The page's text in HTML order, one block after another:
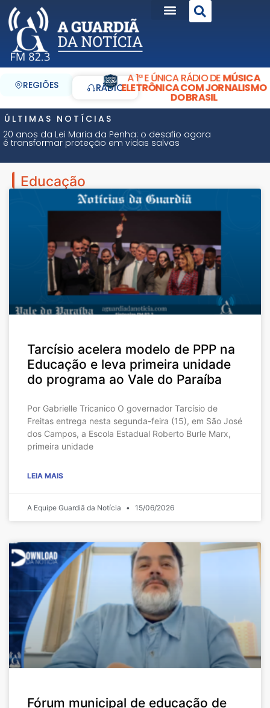
REGIÕES RÁDIO
A 1ª E ÚNICA RÁDIO DEMÚSICA
ELETRÔNICA COM JORNALISMO
DO BRASIL
ÚLTIMAS NOTÍCIAS
20 anos da Lei Maria da Penha: o desafio agora
é transformar proteção em vidas salvas
Educação
Tarcísio acelera modelo de PPP na
Educação e leva primeira unidade
do programa ao Vale do Paraíba
Por Gabrielle Tricanico O governador Tarcísio de
Freitas entrega nesta segunda-feira (15), em São José
dos Campos, a Escola Estadual Roberto Burle Marx,
primeira unidade
LEIA MAIS
A Equipe Guardiã da Notícia 15/06/2026
Fórum municipal de educação de